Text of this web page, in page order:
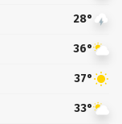
28°
36°
37°
33°